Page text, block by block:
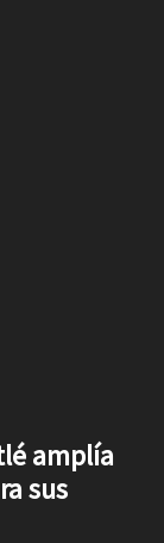
amplía
sus